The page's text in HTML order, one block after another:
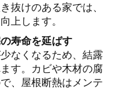
抜けのある家では、
上します。
寿命を延ばす
なくなるため、結露
す。カビや木材の腐
、屋根断熱はメンテ